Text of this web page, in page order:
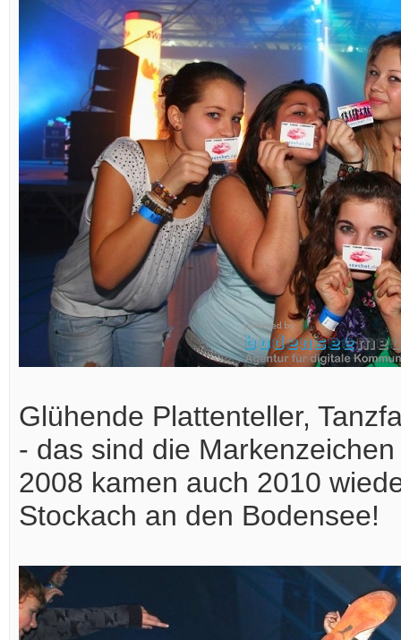
Glühende Plattenteller,
- das sind die
2008 kamen auch 2010
Stockach an den Bodensee!